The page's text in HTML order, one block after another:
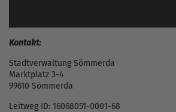
Kontakt:
Stadtverwaltung Sömmerda
Marktplatz 3-4
99610 Sömmerda
Leitweg ID: 16068051-0001-68